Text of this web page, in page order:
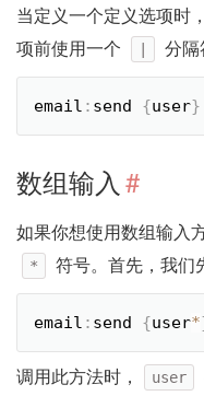
当定义一个定义选项时
项前使用一个
| 分隔
email : send {user}
数组输入 #
如果你想使用数组输入
* 符号。首先，我们
email : send {user*
调用此方法时， user